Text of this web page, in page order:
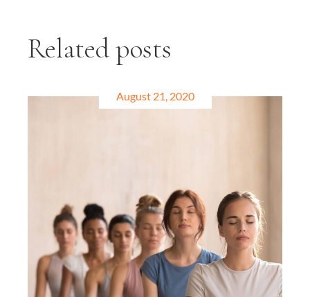
Related posts
August 21, 2020